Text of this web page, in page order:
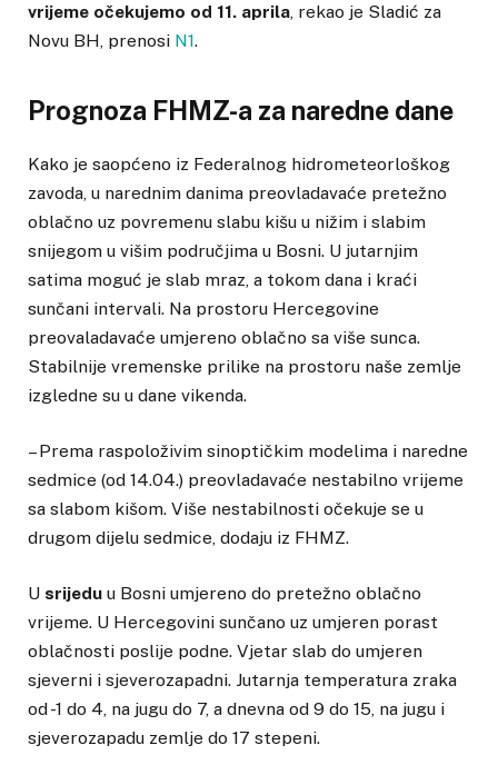
vrijeme očekujemo od 11. aprila, rekao je Sladić za
Novu BH, prenosi N1.
Prognoza FHMZ-a za naredne dane
Kako je saopćeno iz Federalnog hidrometeorloškog
zavoda, u narednim danima preovladavaće pretežno
oblačno uz povremenu slabu kišu u nižim i slabim
snijegom u višim područjima u Bosni. U jutarnjim
satima moguć je slab mraz, a tokom dana i kraći
sunčani intervali. Na prostoru Hercegovine
preovaladavaće umjereno oblačno sa više sunca.
Stabilnije vremenske prilike na prostoru naše zemlje
izgledne su u dane vikenda.
– Prema raspoloživim sinoptičkim modelima i naredne
sedmice (od 14.04.) preovladavaće nestabilno vrijeme
sa slabom kišom. Više nestabilnosti očekuje se u
drugom dijelu sedmice, dodaju iz FHMZ.
U srijedu u Bosni umjereno do pretežno oblačno
vrijeme. U Hercegovini sunčano uz umjeren porast
oblačnosti poslije podne. Vjetar slab do umjeren
sjeverni i sjeverozapadni. Jutarnja temperatura zraka
od -1 do 4, na jugu do 7, a dnevna od 9 do 15, na jugu i
sjeverozapadu zemlje do 17 stepeni.